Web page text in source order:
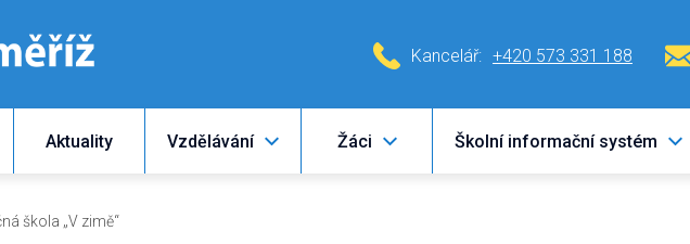
Kancelář: +420 573 331 188
Aktuality Vzdělávání Žáci Školní informační systém
škola „V zimě“